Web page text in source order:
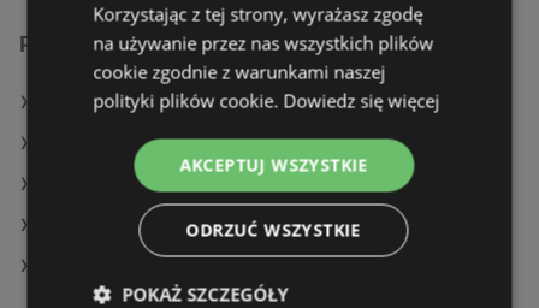
Podobne sklepy detaliczne
Oferty Lidl
Oferty Dino
Oferty Eurocash
Oferty Netto
Korzystając z tej strony, wyrażasz zgodę
na używanie przez nas wszystkich plików
cookie zgodnie z warunkami naszej
polityki plików cookie. Dowiedz się więcej
AKCEPTUJ WSZYSTKIE
ODRZUĆ WSZYSTKIE
POKAŻ SZCZEGÓŁY